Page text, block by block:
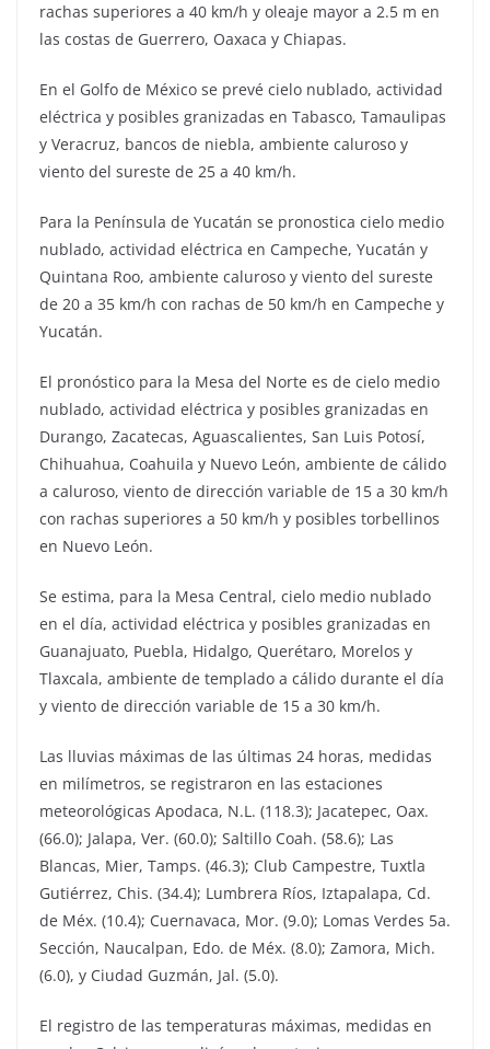
rachas superiores a 40 km/h y oleaje mayor a 2.5 m en
las costas de Guerrero, Oaxaca y Chiapas.
En el Golfo de México se prevé cielo nublado, actividad
eléctrica y posibles granizadas en Tabasco, Tamaulipas
y Veracruz, bancos de niebla, ambiente caluroso y
viento del sureste de 25 a 40 km/h.
Para la Península de Yucatán se pronostica cielo medio
nublado, actividad eléctrica en Campeche, Yucatán y
Quintana Roo, ambiente caluroso y viento del sureste
de 20 a 35 km/h con rachas de 50 km/h en Campeche y
Yucatán.
El pronóstico para la Mesa del Norte es de cielo medio
nublado, actividad eléctrica y posibles granizadas en
Durango, Zacatecas, Aguascalientes, San Luis Potosí,
Chihuahua, Coahuila y Nuevo León, ambiente de cálido
a caluroso, viento de dirección variable de 15 a 30 km/h
con rachas superiores a 50 km/h y posibles torbellinos
en Nuevo León.
Se estima, para la Mesa Central, cielo medio nublado
en el día, actividad eléctrica y posibles granizadas en
Guanajuato, Puebla, Hidalgo, Querétaro, Morelos y
Tlaxcala, ambiente de templado a cálido durante el día
y viento de dirección variable de 15 a 30 km/h.
Las lluvias máximas de las últimas 24 horas, medidas
en milímetros, se registraron en las estaciones
meteorológicas Apodaca, N.L. (118.3); Jacatepec, Oax.
(66.0); Jalapa, Ver. (60.0); Saltillo Coah. (58.6); Las
Blancas, Mier, Tamps. (46.3); Club Campestre, Tuxtla
Gutiérrez, Chis. (34.4); Lumbrera Ríos, Iztapalapa, Cd.
de Méx. (10.4); Cuernavaca, Mor. (9.0); Lomas Verdes 5a.
Sección, Naucalpan, Edo. de Méx. (8.0); Zamora, Mich.
(6.0), y Ciudad Guzmán, Jal. (5.0).
El registro de las temperaturas máximas, medidas en